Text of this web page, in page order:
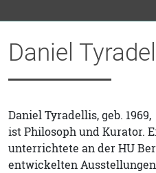
Daniel
Daniel Tyradellis, geb. 1969,
ist Philosoph und Kurator.
unterrichtete an der HU
entwickelten